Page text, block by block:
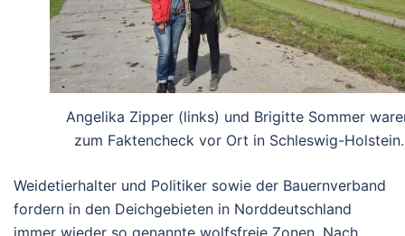
Angelika Zipper (links) und Brigitte Sommer
zum Faktencheck vor Ort in Schleswig-Holstein.
Weidetierhalter und Politiker sowie der Bauernverband
fordern in den Deichgebieten in Norddeutschland
immer wieder so genannte wolfsfreie Zonen. Nach